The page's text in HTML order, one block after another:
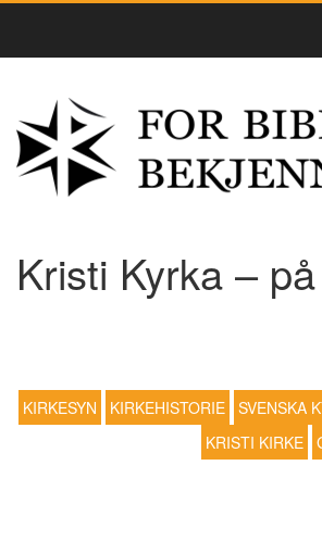
Kristi Kyrka –
KIRKESYN
KIRKEHISTORIE SVENSKA
KRISTI KIRKE